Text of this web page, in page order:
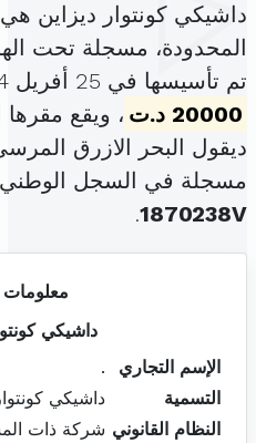
داشيكي كونتوار ديزاين
المحدودة، مسجلة تحت
تم تأسيسها في 25 أفريل 2024 برأس مال قدره
20000 د.ت
، ويقع
ديقول البحر الازرق
مسجلة في السجل
1870238V
.
داشيكي
الإسم التجاري
.
التسمية
داشيكي
النظام القانوني شركة ذات